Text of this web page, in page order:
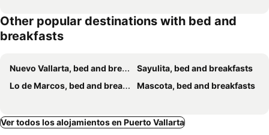
Other popular destinations with bed and
breakfasts
Nuevo Vallarta, bed and breakfasts
Sayulita, bed and breakfasts
Lo de Marcos, bed and breakfasts
Mascota, bed and breakfasts
Ver todos los alojamientos en Puerto Vallarta